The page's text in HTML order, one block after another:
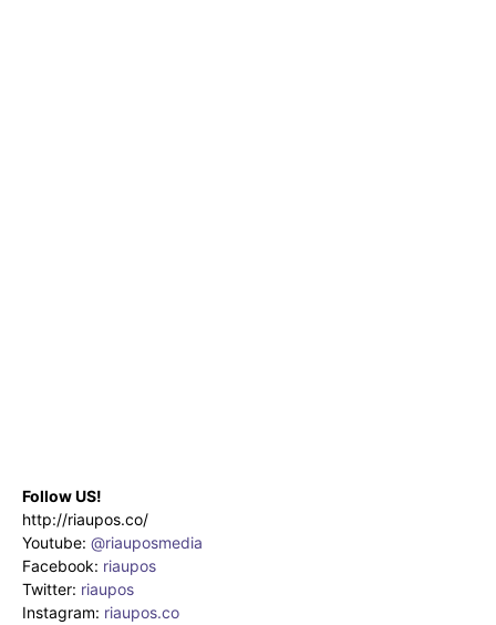
Follow US!
http://riaupos.co/
Youtube: @riauposmedia
Facebook: riaupos
Twitter: riaupos
Instagram: riaupos.co